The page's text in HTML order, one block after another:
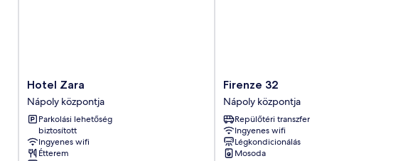
Hotel
Zara
Nápoly
központja
Hotel Zara
Nápoly központja
Parkolási lehetőség
biztosított
Ingyenes wifi
Étterem
Firenze
32
Nápoly
központja
Firenze 32
Nápoly központja
Repülőtéri transzfer
Ingyenes wifi
Légkondicionálás
Mosoda